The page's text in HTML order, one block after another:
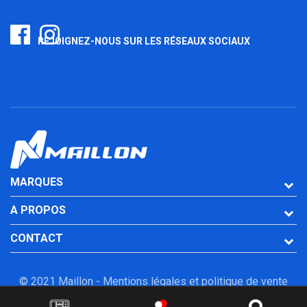
REJOIGNEZ-NOUS SUR LES RÉSEAUX SOCIAUX
MARQUES
A PROPOS
CONTACT
© 2021 Maillon - Mentions légales et politique de vente